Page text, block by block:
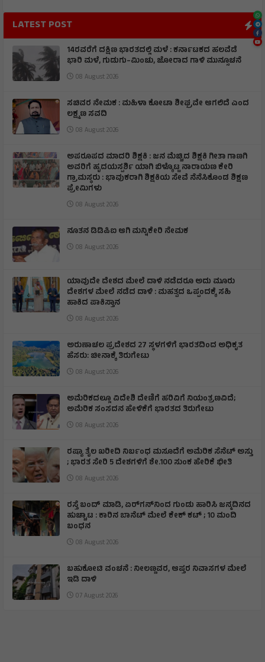
LATEST POST
14ರವರೆಗೆ ದಕ್ಷಿಣ ಭಾರತದಲ್ಲಿ ಮಳೆ : ಕರ್ನಾಟಕದ ಹಲವೆಡೆ
ಭಾರಿ ಮಳೆ, ಗುಡುಗು–ಮಿಂಚು, ಜೋರಾದ ಗಾಳಿ ಮುನ್ಸೂಚನೆ
08 August 2026
ಸಚಿವರ ನೇಮಕ : ಮಹಿಳಾ ಕೋಟಾ ಶೀಘ್ರವೇ ಆಗಲಿದೆ ಎಂದ
ಲಕ್ಷ್ಮಣ ಸವದಿ
08 August 2026
ಅಪರೂಪದ ಮಾದರಿ ಶಿಕ್ಷಕಿ : ಜನ ಮೆಚ್ಚಿದ ಶಿಕ್ಷಕಿ ಗೀತಾ ಗಾಣಗಿ
ಅವರಿಗೆ ಹೃದಯಸ್ಪರ್ಶಿ ಯಾಗಿ ಬಿಳ್ಕೊಟ್ಟ ನಾರಾಯಣ ಕೇರಿ
ಗ್ರಾಮಸ್ಥರು : ಭಾವುಕರಾಗಿ ಶಿಕ್ಷಕಿಯ ಸೇವೆ ನೆನೆಸಿಕೊಂಡ ಶಿಕ್ಷಣ
ಪ್ರೇಮಿಗಳು
08 August 2026
ನೂತನ ಡಿಡಿಪಿಐ ಆಗಿ ಮನ್ನಿಕೇರಿ ನೇಮಕ
08 August 2026
ಯಾವುದೇ ದೇಶದ ಮೇಲೆ ದಾಳಿ ನಡೆದರೂ ಅದು ಮೂರು
ದೇಶಗಳ ಮೇಲೆ ನಡೆದ ದಾಳಿ : ಮಹತ್ವದ ಒಪ್ಪಂದಕ್ಕೆ ಸಹಿ
ಹಾಕಿದ ಪಾಕಿಸ್ತಾನ
08 August 2026
ಅರುಣಾಚಲ ಪ್ರದೇಶದ 27 ಸ್ಥಳಗಳಿಗೆ ಭಾರತದಿಂದ ಅಧಿಕೃತ
ಹೆಸರು: ಚೀನಾಕ್ಕೆ ತಿರುಗೇಟು
08 August 2026
ಅಮೆರಿಕದಲ್ಲೂ ವಿದೇಶಿ ದೇಣಿಗೆ ಹರಿವಿಗೆ ನಿಯಂತ್ರಣವಿದೆ;
ಅಮೆರಿಕ ಸಂಸದನ ಹೇಳಿಕೆಗೆ ಭಾರತದ ತಿರುಗೇಟು
08 August 2026
ರಷ್ಯಾ ತೈಲ ಖರೀದಿ ನಿರ್ಬಂಧ ಮಸೂದೆಗೆ ಅಮೆರಿಕ ಸೆನೆಟ್ ಅಸ್ತು
; ಭಾರತ ಸೇರಿ 5 ದೇಶಗಳಿಗೆ ಶೇ.100 ಸುಂಕ ಹೇರಿಕೆ ಭೀತಿ
08 August 2026
ರಸ್ತೆ ಬಂದ್ ಮಾಡಿ, ಏರ್‌ಗನ್‌ನಿಂದ ಗುಂಡು ಹಾರಿಸಿ ಜನ್ಮದಿನದ
ಹುಚ್ಚಾಟ : ಕಾರಿನ ಬಾನೆಟ್ ಮೇಲೆ ಕೇಕ್ ಕಟ್‌ ; 10 ಮಂದಿ
ಬಂಧನ
08 August 2026
ಬಹುಕೋಟಿ ವಂಚನೆ : ನೀಲಣ್ಣವರ, ಆಪ್ತರ ನಿವಾಸಗಳ ಮೇಲೆ
ಇಡಿ ದಾಳಿ
07 August 2026